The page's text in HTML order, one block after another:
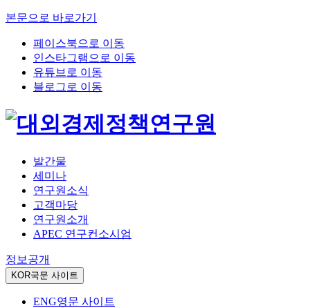
본문으로 바로가기
페이스북으로 이동
인스타그램으로 이동
유튜브로 이동
블로그로 이동
발간물
세미나
연구원소식
고객마당
연구원소개
APEC 연구컨소시엄
정보공개
KOR국문 사이트
ENG영문 사이트